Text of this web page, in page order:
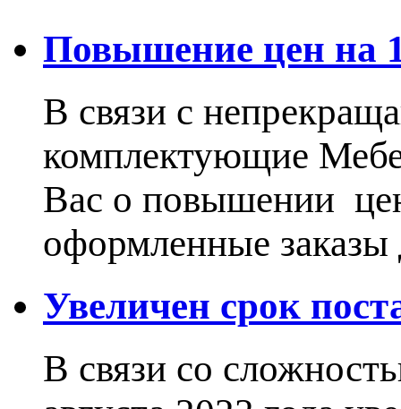
Повышение цен на
В связи с
комплектующие
Вас о повышении
оформленные
Увеличен срок
В связи со